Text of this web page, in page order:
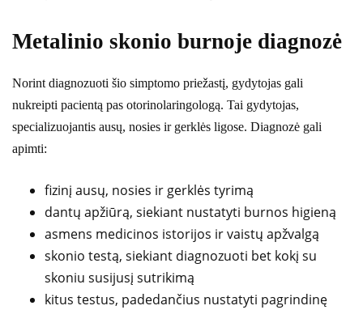
Metalinio skonio burnoje diagnozė
Norint diagnozuoti šio simptomo priežastį, gydytojas gali
nukreipti pacientą pas otorinolaringologą. Tai gydytojas,
specializuojantis ausų, nosies ir gerklės ligose. Diagnozė gali
apimti:
fizinį ausų, nosies ir gerklės tyrimą
dantų apžiūrą, siekiant nustatyti burnos higieną
asmens medicinos istorijos ir vaistų apžvalgą
skonio testą, siekiant diagnozuoti bet kokį su
skoniu susijusį sutrikimą
kitus testus, padedančius nustatyti pagrindinę